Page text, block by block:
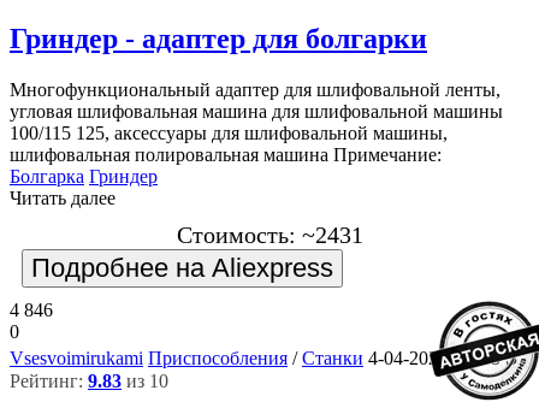
Гриндер - адаптер для болгарки
Многофункциональный адаптер для шлифовальной ленты,
угловая шлифовальная машина для шлифовальной машины
100/115 125, аксессуары для шлифовальной машины,
шлифовальная полировальная машина Примечание:
Болгарка Гриндер
Читать далее
Стоимость: ~2431
Подробнее на Aliexpress
4 846
0
Vsesvoimirukami Приспособления /Станки 4-04-2021, 14:35 3
Рейтинг: 9.83 из 10